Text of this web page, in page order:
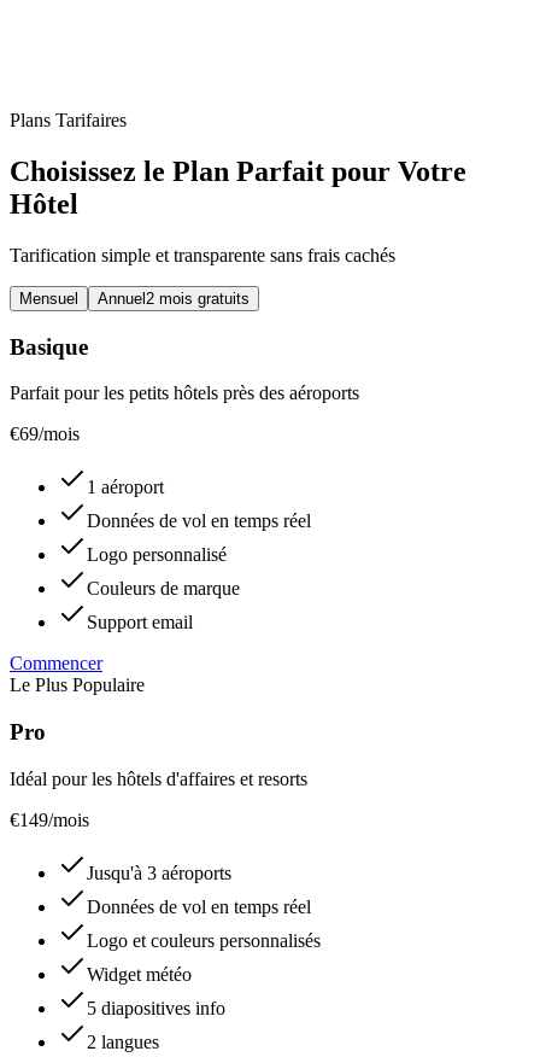
Plans Tarifaires
Choisissez le Plan Parfait pour Votre
Hôtel
Tarification simple et transparente sans frais cachés
Mensuel Annuel 2 mois gratuits
Basique
Parfait pour les petits hôtels près des aéroports
€69/mois
1 aéroport
Données de vol en temps réel
Logo personnalisé
Couleurs de marque
Support email
Commencer
Le Plus Populaire
Pro
Idéal pour les hôtels d'affaires et resorts
€149/mois
Jusqu'à 3 aéroports
Données de vol en temps réel
Logo et couleurs personnalisés
Widget météo
5 diapositives info
2 langues